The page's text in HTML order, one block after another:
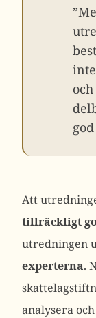
Att
tillräckligt
utredningen
experterna.
analysera